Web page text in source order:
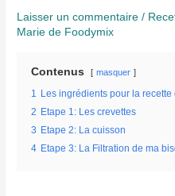
Laisser un commentaire /
Marie de Foodymix
Contenus masquer
1 Les ingrédients pour la
2 Etape 1: Les crevettes
3 Etape 2: La cuisson
4 Etape 3: La Filtration de ma